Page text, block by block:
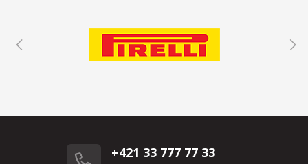
+421 33 777 77 33